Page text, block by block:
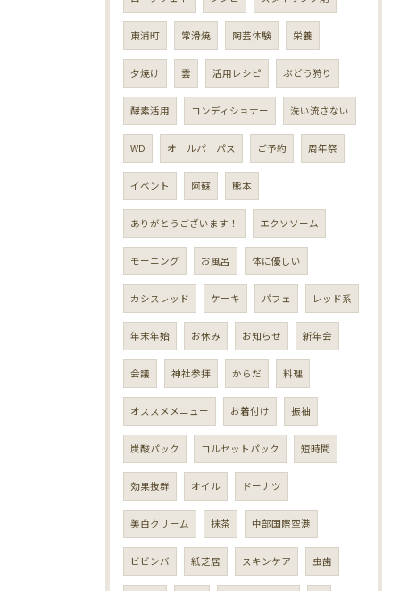
東浦町 常滑焼 陶芸体験 栄養
夕焼け 雲 活用レシピ ぶどう狩り
酵素活用 コンディショナー 洗い流さない
WD オールパーパス ご予約 周年祭
イベント 阿蘇 熊本
ありがとうございます！ エクソソーム
モーニング お風呂 体に優しい
カシスレッド ケーキ パフェ レッド系
年末年始 お休み お知らせ 新年会
会議 神社参拝 からだ 料理
オススメメニュー お着付け 振袖
炭酸パック コルセットパック 短時間
効果抜群 オイル ドーナツ
美白クリーム 抹茶 中部国際空港
ビビンバ 紙芝居 スキンケア 虫歯